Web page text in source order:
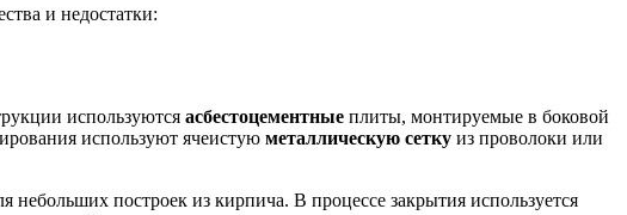
и недостатки:
используются асбестоцементные плиты, монтируемые в боковой
используют ячеистую металлическую сетку из проволоки или
небольших построек из кирпича. В процессе закрытия используется